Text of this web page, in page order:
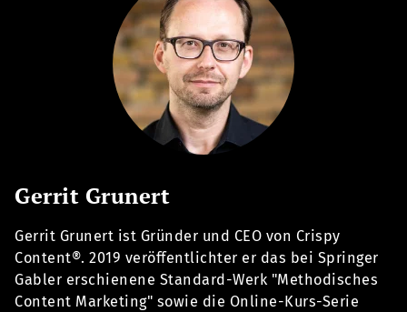
Gerrit Grunert
Gerrit Grunert ist Gründer und CEO von Crispy
Content®. 2019 veröffentlichter er das bei Springer
Gabler erschienene Standard-Werk "Methodisches
Content Marketing" sowie die Online-Kurs-Serie